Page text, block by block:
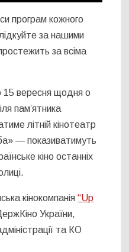
програм кожного
за нашими
за всіма
15 вересня щодня о
пам’ятника
літній кінотеатр
— показиватимуть
кіно останніх
кінокомпанія“Up
України,
та КО